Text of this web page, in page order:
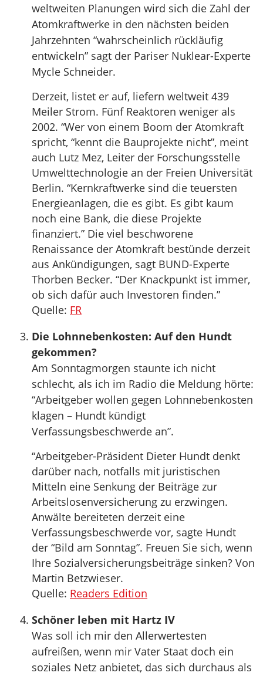
weltweiten Planungen wird sich die Zahl der
Atomkraftwerke in den nächsten beiden
Jahrzehnten “wahrscheinlich rückläufig
entwickeln” sagt der Pariser Nuklear-Experte
Mycle Schneider.
Derzeit, listet er auf, liefern weltweit 439
Meiler Strom. Fünf Reaktoren weniger als
2002. “Wer von einem Boom der Atomkraft
spricht, “kennt die Bauprojekte nicht”, meint
auch Lutz Mez, Leiter der Forschungsstelle
Umwelttechnologie an der Freien Universität
Berlin. “Kernkraftwerke sind die teuersten
Energieanlagen, die es gibt. Es gibt kaum
noch eine Bank, die diese Projekte
finanziert.” Die viel beschworene
Renaissance der Atomkraft bestünde derzeit
aus Ankündigungen, sagt BUND-Experte
Thorben Becker. “Der Knackpunkt ist immer,
ob sich dafür auch Investoren finden.”
Quelle: FR
Die Lohnnebenkosten: Auf den Hundt
gekommen?
Am Sonntagmorgen staunte ich nicht
schlecht, als ich im Radio die Meldung hörte:
“Arbeitgeber wollen gegen Lohnnebenkosten
klagen – Hundt kündigt
Verfassungsbeschwerde an”.
“Arbeitgeber-Präsident Dieter Hundt denkt
darüber nach, notfalls mit juristischen
Mitteln eine Senkung der Beiträge zur
Arbeitslosenversicherung zu erzwingen.
Anwälte bereiteten derzeit eine
Verfassungsbeschwerde vor, sagte Hundt
der “Bild am Sonntag”. Freuen Sie sich, wenn
Ihre Sozialversicherungsbeiträge sinken? Von
Martin Betzwieser.
Quelle: Readers Edition
Schöner leben mit Hartz IV
Was soll ich mir den Allerwertesten
aufreißen, wenn mir Vater Staat doch ein
soziales Netz anbietet, das sich durchaus als